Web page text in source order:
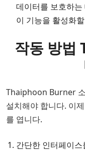
데이터를 보호하는
이 기능을 활성화
작동 방
Thaiphoon Burner
설치해야 합니다. 이
를 엽니다.
간단한 인터페이